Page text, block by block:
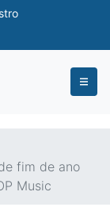
fim de ano
Music